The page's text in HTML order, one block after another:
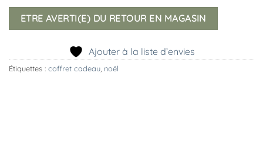
ETRE AVERTI(E) DU RETOUR EN MAGASIN
Ajouter à la liste d’envies
Étiquettes : coffret cadeau noël